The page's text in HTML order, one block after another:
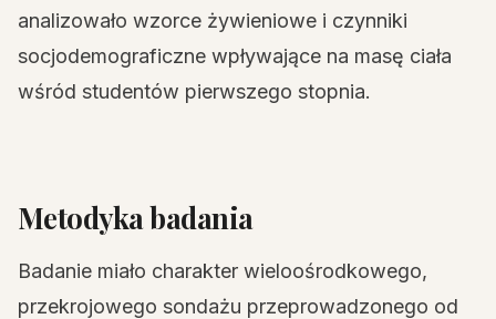
analizowało wzorce żywieniowe i czynniki
socjodemograficzne wpływające na masę ciała
wśród studentów pierwszego stopnia.
Metodyka badania
Badanie miało charakter wieloośrodkowego,
przekrojowego sondażu przeprowadzonego od